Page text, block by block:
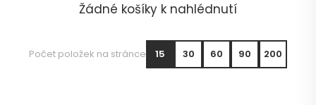
Žádné košíky k nahlédnutí
Počet položek na stránce 15 30 60 90 200